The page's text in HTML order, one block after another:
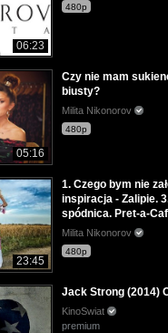
06:23
480p
05:16
Czy nie mam
biusty?
Milita Nikonorov
480p
23:45
1. Czego bym nie
inspiracja - Zalipie.
spódnica. Pret-a-
Milita Nikonorov
480p
Jack Strong (2014)
KinoSwiat
premium